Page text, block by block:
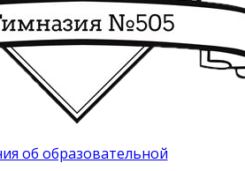
об образовательной